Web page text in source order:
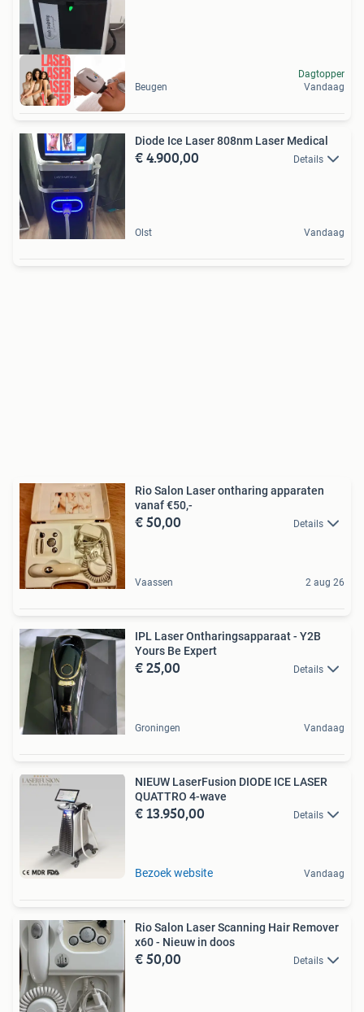
Beugen
Dagtopper
Vandaag
Diode Ice Laser 808nm Laser Medical
€ 4.900,00 Details
Olst Vandaag
Rio Salon Laser ontharing apparaten
vanaf €50,-
€ 50,00 Details
Vaassen 2 aug 26
IPL Laser Ontharingsapparaat - Y2B
Yours Be Expert
€ 25,00 Details
Groningen Vandaag
NIEUW LaserFusion DIODE ICE LASER
QUATTRO 4-wave
€ 13.950,00 Details
Bezoek website Vandaag
Rio Salon Laser Scanning Hair Remover
x60 - Nieuw in doos
€ 50,00 Details